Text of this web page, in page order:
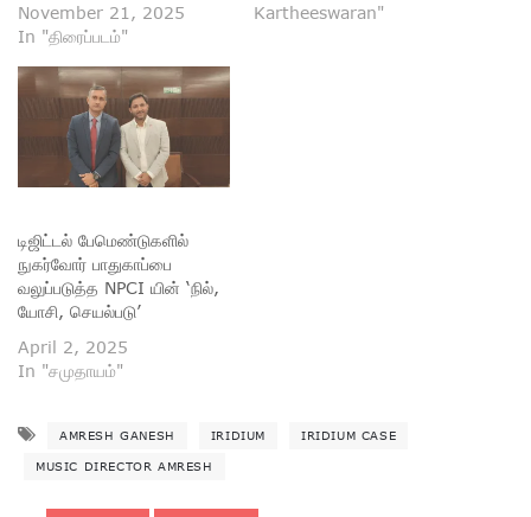
November 21, 2025
In "திரைப்படம்"
Kartheeswaran"
டிஜிட்டல் பேமெண்டுகளில்
நுகர்வோர் பாதுகாப்பை
வலுப்படுத்த NPCI யின் ‘நில்,
யோசி, செயல்படு’
April 2, 2025
In "சமுதாயம்"
AMRESH GANESH IRIDIUM IRIDIUM CASE
MUSIC DIRECTOR AMRESH